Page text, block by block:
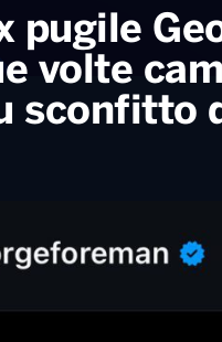
pugile
volte
sconfitto